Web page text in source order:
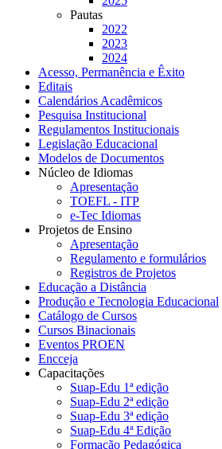
Pautas
2022
2023
2024
Acesso, Permanência e Êxito
Editais
Calendários Acadêmicos
Pesquisa Institucional
Regulamentos Institucionais
Legislação Educacional
Modelos de Documentos
Núcleo de Idiomas
Apresentação
TOEFL - ITP
e-Tec Idiomas
Projetos de Ensino
Apresentação
Regulamento e formulários
Registros de Projetos
Educação a Distância
Produção e Tecnologia Educacional
Catálogo de Cursos
Cursos Binacionais
Eventos PROEN
Encceja
Capacitações
Suap-Edu 1ª edição
Suap-Edu 2ª edição
Suap-Edu 3ª edição
Suap-Edu 4ª Edição
Formação Pedagógica